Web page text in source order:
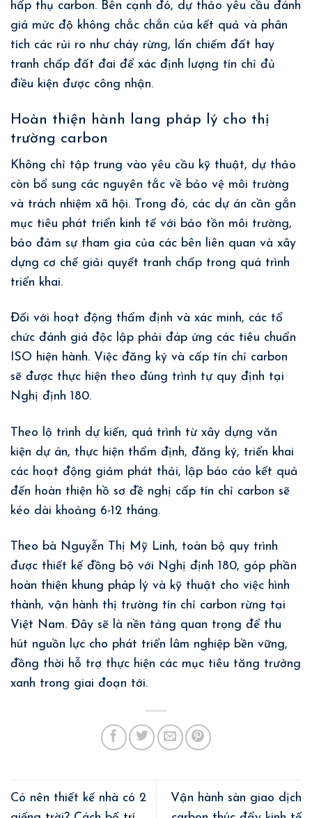
hấp thụ carbon. Bên cạnh đó, dự thảo yêu cầu đánh
giá mức độ không chắc chắn của kết quả và phân
tích các rủi ro như cháy rừng, lấn chiếm đất hay
tranh chấp đất đai để xác định lượng tín chỉ đủ
điều kiện được công nhận.
Hoàn thiện hành lang pháp lý cho thị
trường carbon
Không chỉ tập trung vào yêu cầu kỹ thuật, dự thảo
còn bổ sung các nguyên tắc về bảo vệ môi trường
và trách nhiệm xã hội. Trong đó, các dự án cần gắn
mục tiêu phát triển kinh tế với bảo tồn môi trường,
bảo đảm sự tham gia của các bên liên quan và xây
dựng cơ chế giải quyết tranh chấp trong quá trình
triển khai.
Đối với hoạt động thẩm định và xác minh, các tổ
chức đánh giá độc lập phải đáp ứng các tiêu chuẩn
ISO hiện hành. Việc đăng ký và cấp tín chỉ carbon
sẽ được thực hiện theo đúng trình tự quy định tại
Nghị định 180.
Theo lộ trình dự kiến, quá trình từ xây dựng văn
kiện dự án, thực hiện thẩm định, đăng ký, triển khai
các hoạt động giảm phát thải, lập báo cáo kết quả
đến hoàn thiện hồ sơ đề nghị cấp tín chỉ carbon sẽ
kéo dài khoảng 6-12 tháng.
Theo bà Nguyễn Thị Mỹ Linh, toàn bộ quy trình
được thiết kế đồng bộ với Nghị định 180, góp phần
hoàn thiện khung pháp lý và kỹ thuật cho việc hình
thành, vận hành thị trường tín chỉ carbon rừng tại
Việt Nam. Đây sẽ là nền tảng quan trọng để thu
hút nguồn lực cho phát triển lâm nghiệp bền vững,
đồng thời hỗ trợ thực hiện các mục tiêu tăng trưởng
xanh trong giai đoạn tới.
Có nên thiết kế nhà có 2
Vận hành sàn giao dịch